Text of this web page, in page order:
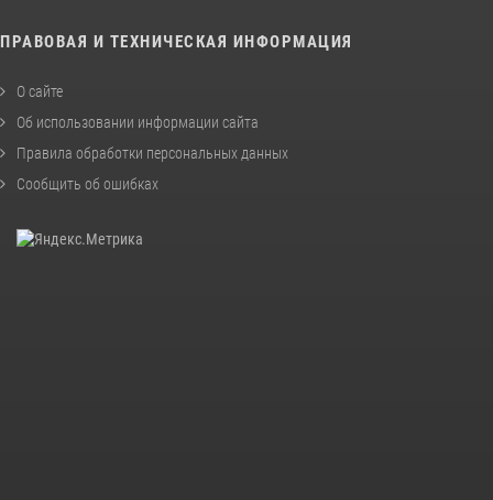
ПРАВОВАЯ И ТЕХНИЧЕСКАЯ ИНФОРМАЦИЯ
О сайте
Об использовании информации сайта
Правила обработки персональных данных
Сообщить об ошибках